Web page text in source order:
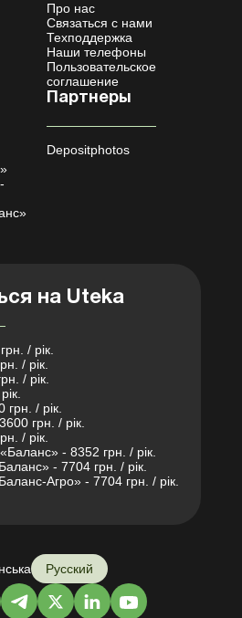
Про нас
Связаться с нами
Техподдержка
Наши телефоны
Пользовательское
соглашение
Партнеры
Depositphotos
на Uteka
/ рік.
/ рік.
/ рік.
/ рік.
грн. / рік.
/ рік.
- 8352 грн. / рік.
- 7704 грн. / рік.
Агро» - 7704 грн. / рік.
Русский